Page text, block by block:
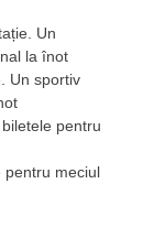
Un
la înot
Un sportiv
biletele pentru
pentru meciul